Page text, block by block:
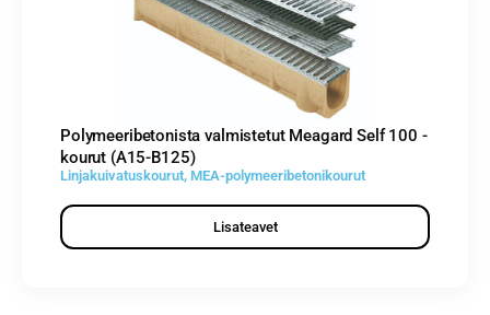
Polymeeribetonista valmistetut Meagard Self 100 -
kourut (A15-B125)
Linjakuivatuskourut, MEA-polymeeribetonikourut
Lisateavet